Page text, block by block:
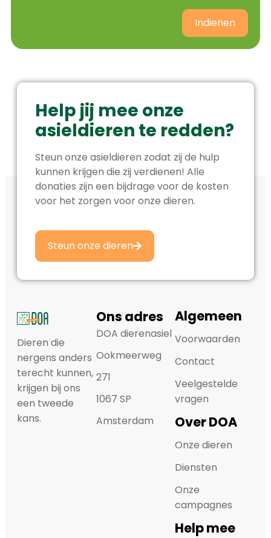
Indienen
Help jij mee onze
asieldieren te redden?
Steun onze asieldieren zodat zij de hulp
kunnen krijgen die zij verdienen! Alle
donaties zijn een bijdrage voor de kosten
voor het zorgen voor onze dieren.
Steun onze dieren
Dieren die
nergens anders
terecht kunnen,
krijgen bij ons
een tweede
kans.
Ons adres
DOA dierenasiel
Ookmeerweg
271
1067 SP
Amsterdam
Algemeen
Voorwaarden
Contact
Veelgestelde
vragen
Over DOA
Onze dieren
Diensten
Onze
campagnes
Help mee